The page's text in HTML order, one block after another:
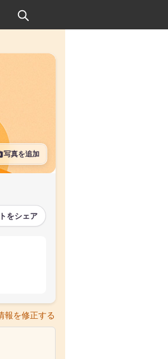
写真を追加
をシェア
報を修正する